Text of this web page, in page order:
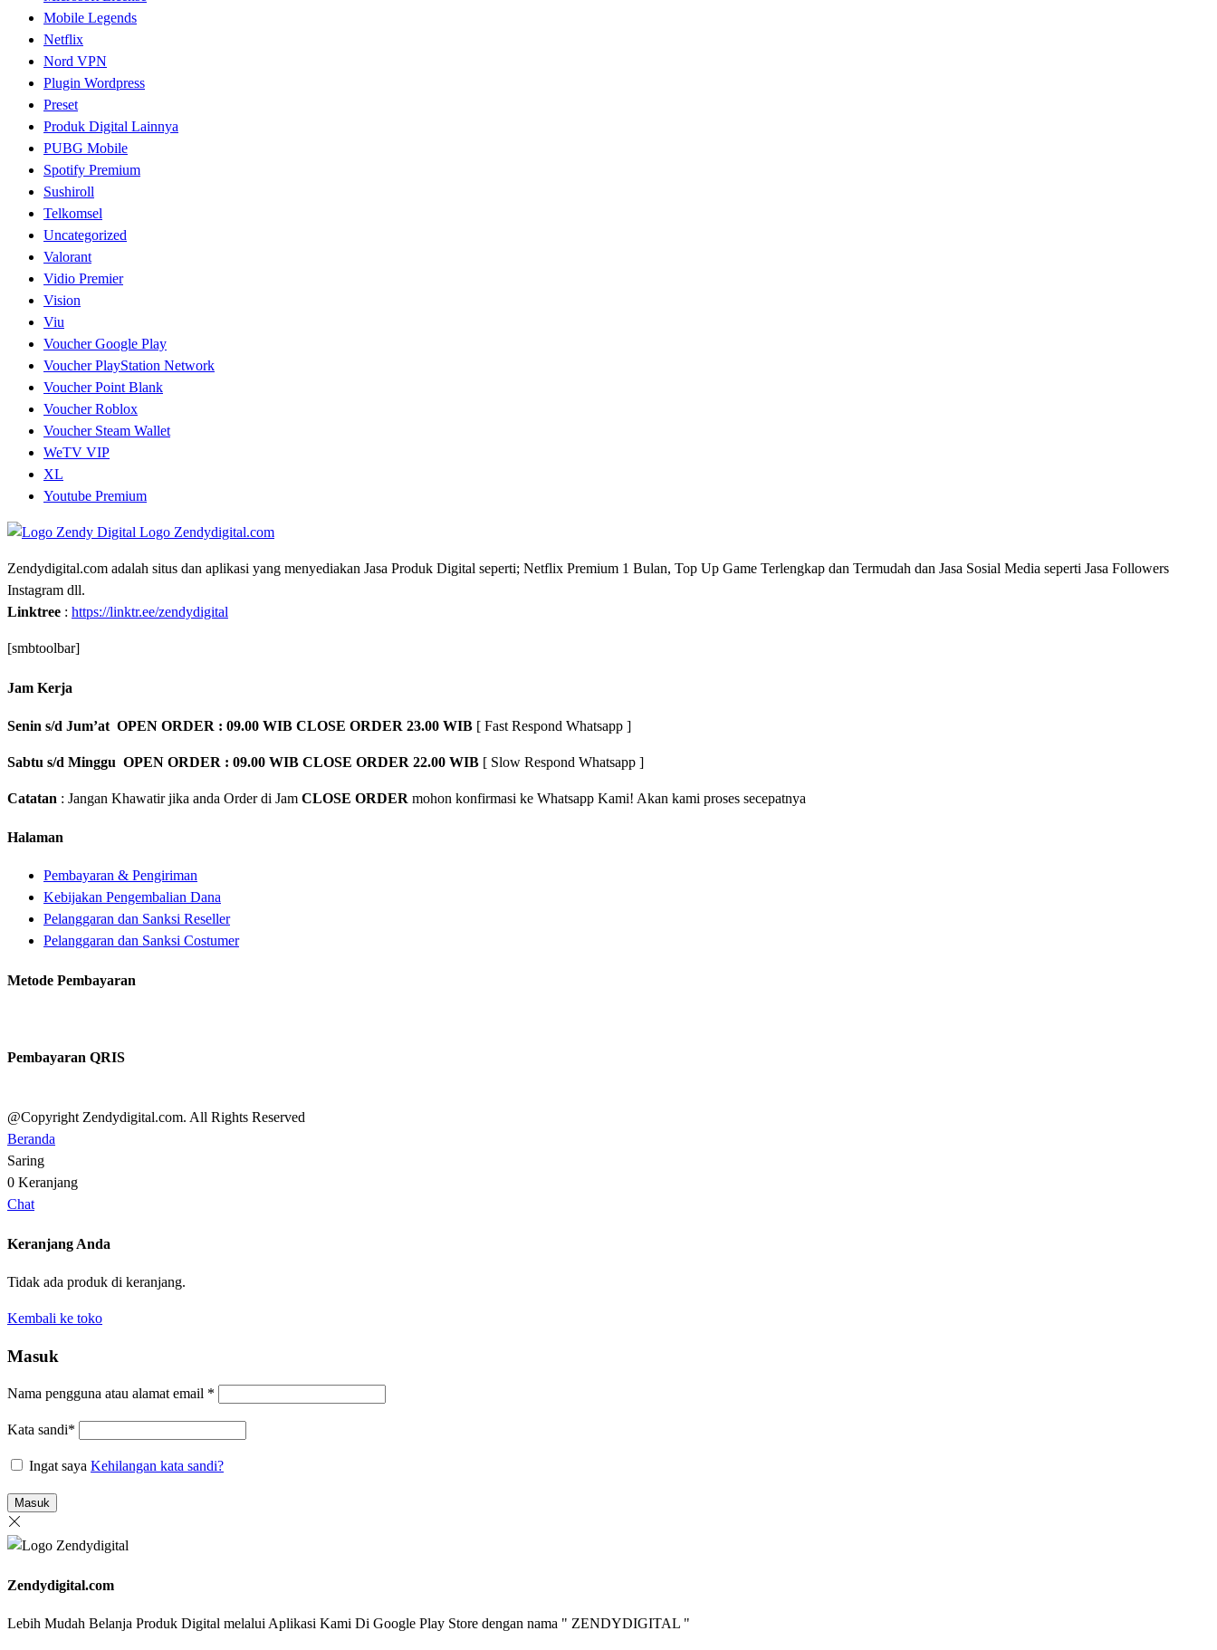
Mobile Legends
Netflix
Nord VPN
Plugin Wordpress
Preset
Produk Digital Lainnya
PUBG Mobile
Spotify Premium
Sushiroll
Telkomsel
Uncategorized
Valorant
Vidio Premier
Vision
Viu
Voucher Google Play
Voucher PlayStation Network
Voucher Point Blank
Voucher Roblox
Voucher Steam Wallet
WeTV VIP
XL
Youtube Premium
Zendydigital.com adalah situs dan aplikasi yang menyediakan Jasa Produk Digital seperti; Netflix Premium 1 Bulan, Top Up Game Terlengkap dan Termudah dan Jasa Sosial Media seperti Jasa Followers
Instagram dll.
Linktree : https://linktr.ee/zendydigital
[smbtoolbar]
Jam Kerja
Senin s/d Jum’at OPEN ORDER : 09.00 WIB CLOSE ORDER 23.00 WIB [ Fast Respond Whatsapp ]
Sabtu s/d Minggu OPEN ORDER : 09.00 WIB CLOSE ORDER 22.00 WIB [ Slow Respond Whatsapp ]
Catatan : Jangan Khawatir jika anda Order di Jam CLOSE ORDER mohon konfirmasi ke Whatsapp Kami! Akan kami proses secepatnya
Halaman
Pembayaran & Pengiriman
Kebijakan Pengembalian Dana
Pelanggaran dan Sanksi Reseller
Pelanggaran dan Sanksi Costumer
Metode Pembayaran
Pembayaran QRIS
@Copyright Zendydigital.com. All Rights Reserved
Beranda
Saring
0 Keranjang
Chat
Keranjang Anda
Tidak ada produk di keranjang.
Kembali ke toko
Masuk
Nama pengguna atau alamat email *
Kata sandi*
Ingat saya Kehilangan kata sandi?
Masuk
Zendydigital.com
Lebih Mudah Belanja Produk Digital melalui Aplikasi Kami Di Google Play Store dengan nama " ZENDYDIGITAL "